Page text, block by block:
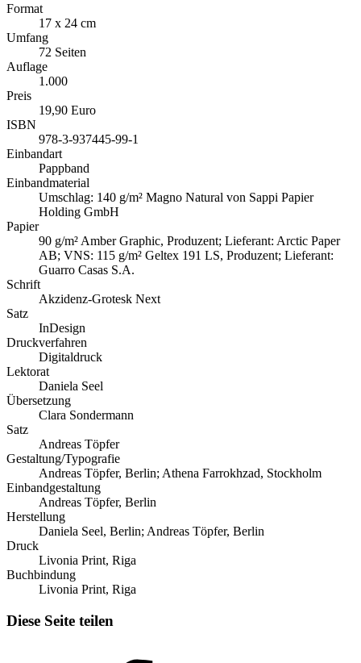
Format
17 x 24 cm
Umfang
72 Seiten
Auflage
1.000
Preis
19,90 Euro
ISBN
978-3-937445-99-1
Einbandart
Pappband
Einbandmaterial
Umschlag: 140 g/m² Magno Natural von Sappi Papier
Holding GmbH
Papier
90 g/m² Amber Graphic, Produzent; Lieferant: Arctic Paper
AB; VNS: 115 g/m² Geltex 191 LS, Produzent; Lieferant:
Guarro Casas S.A.
Schrift
Akzidenz-Grotesk Next
Satz
InDesign
Druckverfahren
Digitaldruck
Lektorat
Daniela Seel
Übersetzung
Clara Sondermann
Satz
Andreas Töpfer
Gestaltung/Typografie
Andreas Töpfer, Berlin; Athena Farrokhzad, Stockholm
Einbandgestaltung
Andreas Töpfer, Berlin
Herstellung
Daniela Seel, Berlin; Andreas Töpfer, Berlin
Druck
Livonia Print, Riga
Buchbindung
Livonia Print, Riga
Diese Seite teilen